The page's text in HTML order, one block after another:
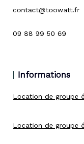
contact@toowatt.fr
09 88 99 50 69
Informations
Location de groupe
Location de groupe